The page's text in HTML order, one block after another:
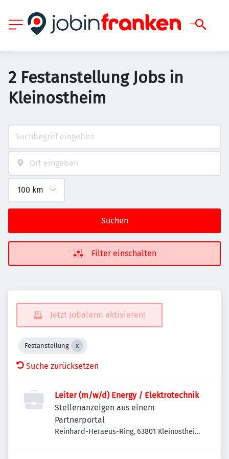
2 Festanstellung Jobs in
Kleinostheim
Suchen
Filter einschalten
Jetzt Jobalarm aktivieren!
Festanstellung
Suche zurücksetzen
Leiter (m/w/d) Energy / Elektrotechnik
Stellenanzeigen aus einem
Partnerportal
Reinhard-Heraeus-Ring, 63801 Kleinostheim,